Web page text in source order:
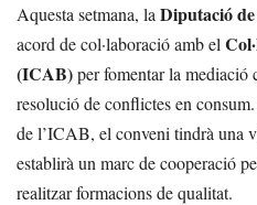
Aquesta setmana, la Diputació
acord de col·laboració amb el
(ICAB)per fomentar la mediació
resolució de conflictes en
de l’ICAB, el conveni tindrà una
establirà un marc de cooperació
realitzar formacions de qualitat.